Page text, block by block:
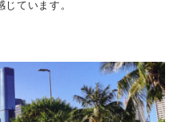
じています。